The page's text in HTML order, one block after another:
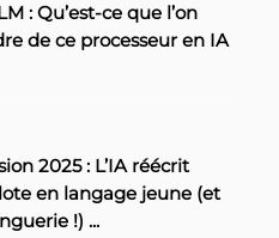
: Qu’est-ce que l’on
de ce processeur en IA
2025 : L’IA réécrit
en langage jeune (et
!) ...